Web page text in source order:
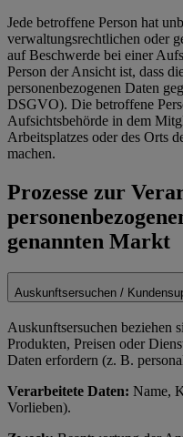
Jede betroffene Person hat
verwaltungsrechtlichen oder
auf Beschwerde bei einer
Person der Ansicht ist, dass
personenbezogenen Daten
DSGVO). Die betroffene
Aufsichtsbehörde in dem
Arbeitsplatzes oder des Orts
machen.
Prozesse zur
genannten Markt
Auskunftsersuchen /
Auskunftsersuchen beziehen
Produkten, Preisen oder
Daten erfordern (z. B.
Verarbeitete Daten: Name,
Vorlieben).